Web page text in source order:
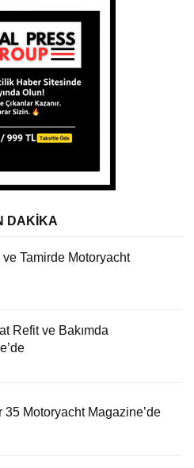
DAKİKA
Tamirde Motoryacht
Refit ve Bakımda
35 Motoryacht Magazine’de